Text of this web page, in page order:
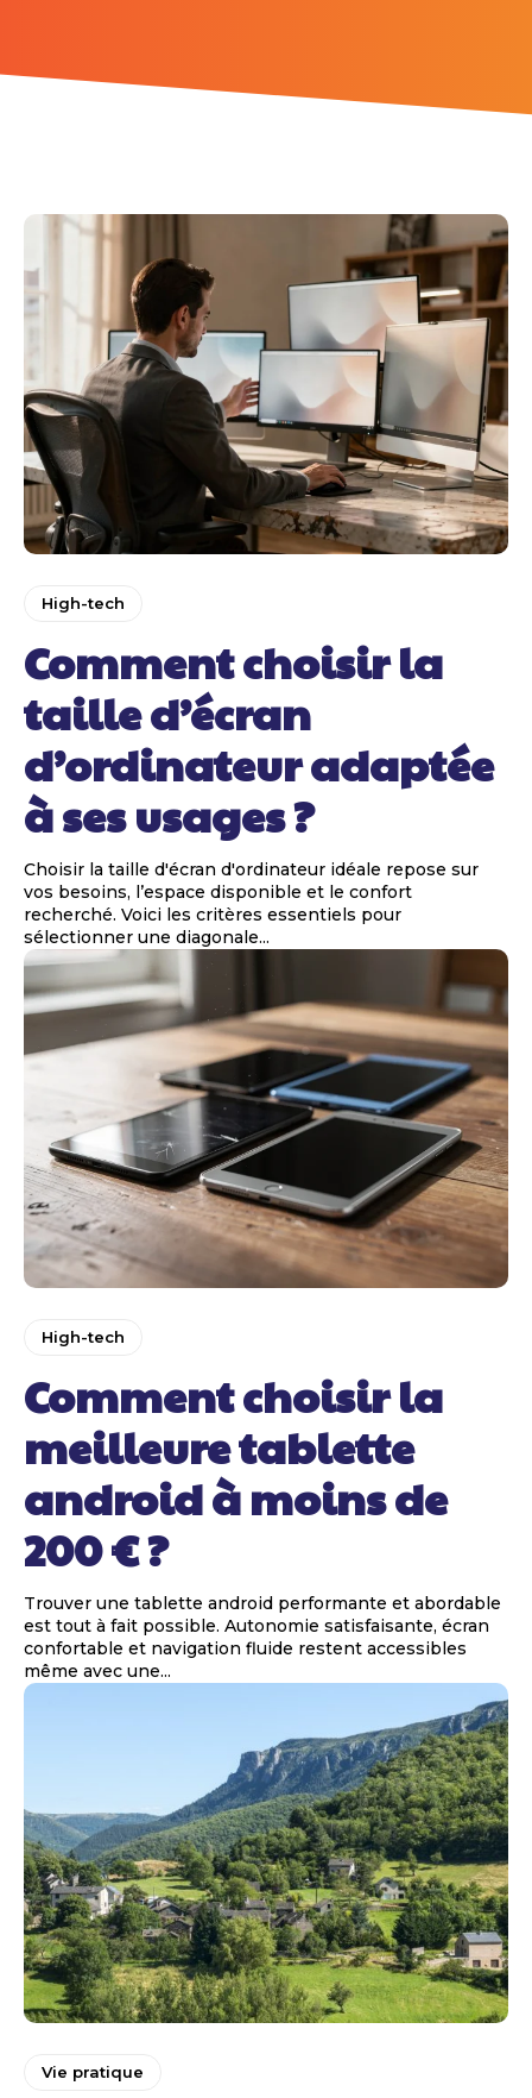
High-tech
Comment choisir la
taille d’écran
d’ordinateur adaptée
à ses usages ?
Choisir la taille d'écran d'ordinateur idéale repose sur
vos besoins, l’espace disponible et le confort
recherché. Voici les critères essentiels pour
sélectionner une diagonale...
High-tech
Comment choisir la
meilleure tablette
android à moins de
200 € ?
Trouver une tablette android performante et abordable
est tout à fait possible. Autonomie satisfaisante, écran
confortable et navigation fluide restent accessibles
même avec une...
Vie pratique